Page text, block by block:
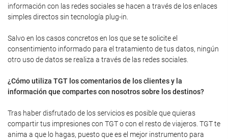
información con las redes sociales se hacen a través de los enlaces
simples directos sin tecnología plug-in.
Salvo en los casos concretos en los que se te solicite el
consentimiento informado para el tratamiento de tus datos, ningún
otro uso de datos se realiza a través de las redes sociales.
¿Cómo utiliza TGT los comentarios de los clientes y la
información que compartes con nosotros sobre los destinos?
Tras haber disfrutado de los servicios es posible que quieras
compartir tus impresiones con TGT o con el resto de viajeros. TGT te
anima a que lo hagas, puesto que es el mejor instrumento para